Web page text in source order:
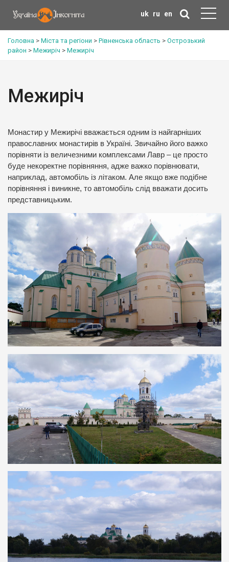
uk ru en
Головна > Міста та регіони > Рівненська область > Острозький
район > Межиріч > Межиріч
Межиріч
Монастир у Межирічі вважається одним із найгарніших
православних монастирів в Україні. Звичайно його важко
порівняти із величезними комплексами Лавр – це просто
буде некоректне порівняння, адже важко порівнювати,
наприклад, автомобіль із літаком. Але якщо вже подібне
порівняння і виникне, то автомобіль слід вважати досить
представницьким.